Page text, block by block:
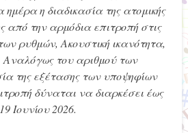
ημέρα η διαδικασία της ατομικής
από την αρμόδια επιτροπή στις
ρυθμών, Ακουστική ικανότητα,
Αναλόγως του αριθμού των
της εξέτασης των υποψηφίων
δύναται να διαρκέσει έως
Ιουνίου 2026.